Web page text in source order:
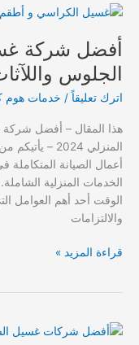
أفضل شركة
الجلوس واللآثاث
اترك تعليقاً / خدمات هوم
هذا المقال – أفضل شركة
المنزلي 2024
أعمال الصيانة
الخدمات المنزلية
الوقت أحد أهم العوامل
والالتزامات
أفضل
غسيل
الكراسي
و
أطقم
واللآثاث
المنزلي
2024
قراءة المزيد »
أفضل